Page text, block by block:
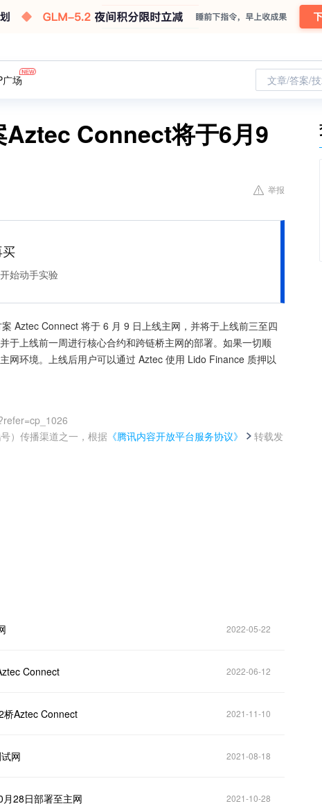
广场 文章/答案/
Aztec Connect将于6月9
举报
始动手实验
Aztec Connect 将于 6 月 9 日上线主网，并将于上线前三至四
于上线前一周进行核心合约和跨链桥主网的部署。如果一切顺
网环境。上线后用户可以通过 Aztec 使用 Lido Finance 质押以
）传播渠道之一，根据 《腾讯内容开放平台服务协议》
转载发
2022-05-22
Connect 2022-06-12
桥Aztec Connect 2021-11-10
网 2021-08-18
28日部署至主网 2021-10-28